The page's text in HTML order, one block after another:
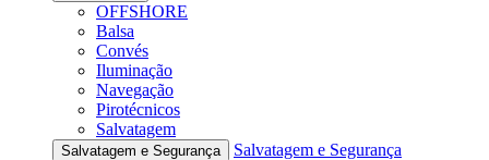
OFFSHORE
Balsa
Convés
Iluminação
Navegação
Pirotécnicos
Salvatagem
Salvatagem e Segurança
Salvatagem e Segurança